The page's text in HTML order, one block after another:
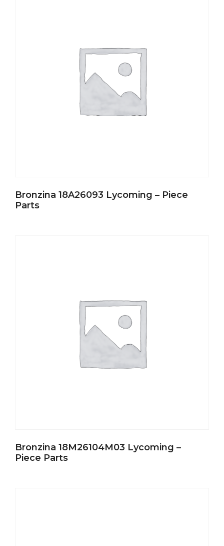
Bronzina 18A26093 Lycoming – Piece
Parts
Bronzina 18M26104M03 Lycoming –
Piece Parts